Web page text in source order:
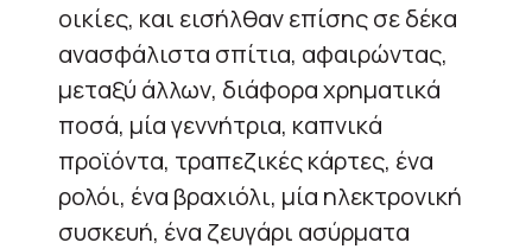
οικίες, και εισήλθαν επίσης σε δέκα
ανασφάλιστα σπίτια, αφαιρώντας,
μεταξύ άλλων, διάφορα χρηματικά
ποσά, μία γεννήτρια, καπνικά
προϊόντα, τραπεζικές κάρτες, ένα
ρολόι, ένα βραχιόλι, μία ηλεκτρονική
συσκευή, ένα ζευγάρι ασύρματα